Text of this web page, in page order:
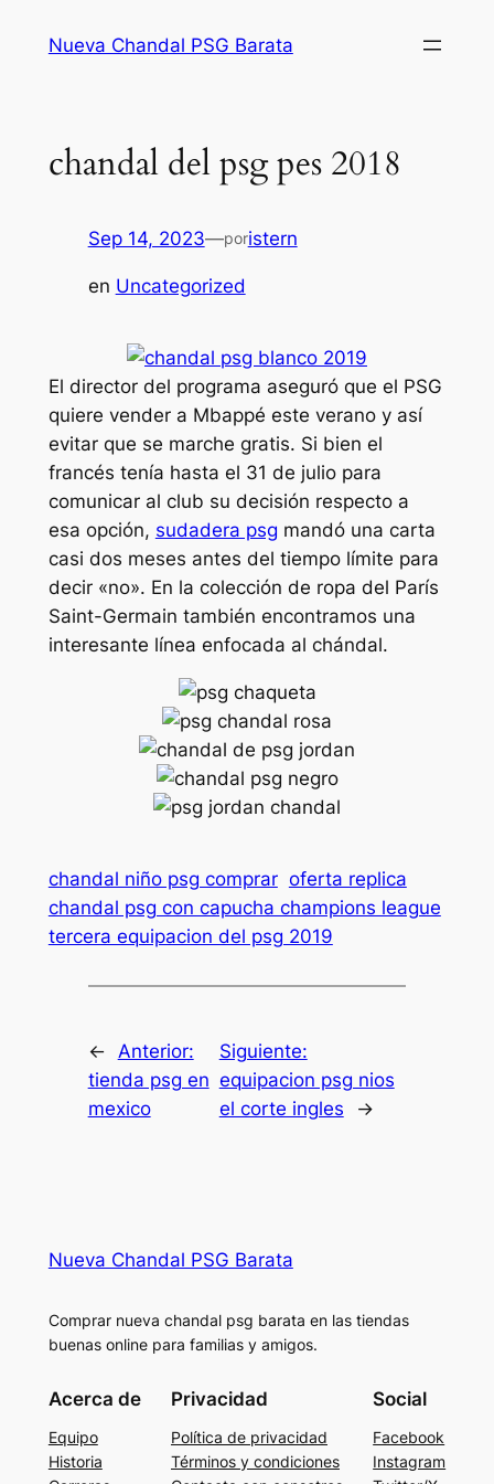
Nueva Chandal PSG Barata
chandal del psg pes 2018
Sep 14, 2023—poristern
en Uncategorized
El director del programa aseguró que el PSG
quiere vender a Mbappé este verano y así
evitar que se marche gratis. Si bien el
francés tenía hasta el 31 de julio para
comunicar al club su decisión respecto a
esa opción, sudadera psg mandó una carta
casi dos meses antes del tiempo límite para
decir «no». En la colección de ropa del París
Saint-Germain también encontramos una
interesante línea enfocada al chándal.
chandal niño psg comprar oferta replica
chandal psg con capucha champions league
tercera equipacion del psg 2019
←
Anterior:
tienda psg en
mexico
Siguiente:
equipacion psg nios
el corte ingles
→
Nueva Chandal PSG Barata
Comprar nueva chandal psg barata en las tiendas
buenas online para familias y amigos.
Acerca de
Equipo
Historia
Privacidad
Política de privacidad
Términos y condiciones
Social
Facebook
Instagram